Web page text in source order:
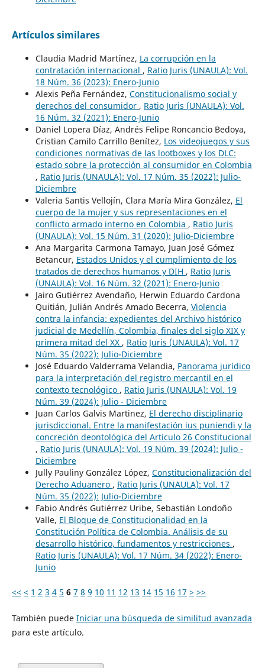
Artículos similares
Claudia Madrid Martínez, La corrupción en la
contratación internacional , Ratio Juris (UNAULA): Vol.
18 Núm. 36 (2023): Enero-Junio
Alexis Peña Fernández, Constitucionalismo social y
derechos del consumidor , Ratio Juris (UNAULA): Vol.
16 Núm. 32 (2021): Enero-Junio
Daniel Lopera Díaz, Andrés Felipe Roncancio Bedoya,
Cristian Camilo Carrillo Benítez, Los videojuegos y sus
condiciones normativas de las lootboxes y los DLC:
estado sobre la protección al consumidor en Colombia
, Ratio Juris (UNAULA): Vol. 17 Núm. 35 (2022): Julio-
Diciembre
Valeria Santis Vellojín, Clara María Mira González, El
cuerpo de la mujer y sus representaciones en el
conflicto armado interno en Colombia , Ratio Juris
(UNAULA): Vol. 15 Núm. 31 (2020): Julio-Diciembre
Ana Margarita Carmona Tamayo, Juan José Gómez
Betancur, Estados Unidos y el cumplimiento de los
tratados de derechos humanos y DIH , Ratio Juris
(UNAULA): Vol. 16 Núm. 32 (2021): Enero-Junio
Jairo Gutiérrez Avendaño, Herwin Eduardo Cardona
Quitián, Julián Andrés Amado Becerra, Violencia
contra la infancia: expedientes del Archivo histórico
judicial de Medellín, Colombia, finales del siglo XIX y
primera mitad del XX , Ratio Juris (UNAULA): Vol. 17
Núm. 35 (2022): Julio-Diciembre
José Eduardo Valderrama Velandia, Panorama jurídico
para la interpretación del registro mercantil en el
contexto tecnológico , Ratio Juris (UNAULA): Vol. 19
Núm. 39 (2024): Julio - Diciembre
Juan Carlos Galvis Martinez, El derecho disciplinario
jurisdiccional. Entre la manifestación ius puniendi y la
concreción deontológica del Artículo 26 Constitucional
, Ratio Juris (UNAULA): Vol. 19 Núm. 39 (2024): Julio -
Diciembre
Jully Pauliny González López, Constitucionalización del
Derecho Aduanero , Ratio Juris (UNAULA): Vol. 17
Núm. 35 (2022): Julio-Diciembre
Fabio Andrés Gutiérrez Uribe, Sebastián Londoño
Valle, El Bloque de Constitucionalidad en la
Constitución Política de Colombia. Análisis de su
desarrollo histórico, fundamentos y restricciones ,
Ratio Juris (UNAULA): Vol. 17 Núm. 34 (2022): Enero-
Junio
<< < 1 2 3 4 5 6 7 8 9 10 11 12 13 14 15 16 17 > >>
También puede Iniciar una búsqueda de similitud avanzada
para este artículo.